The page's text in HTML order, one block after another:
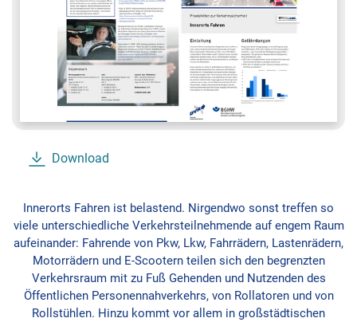
Download
Innerorts Fahren ist belastend. Nirgendwo sonst treffen so
viele unterschiedliche Verkehrsteilnehmende auf engem Raum
aufeinander: Fahrende von Pkw, Lkw, Fahrrädern, Lastenrädern,
Motorrädern und E-Scootern teilen sich den begrenzten
Verkehrsraum mit zu Fuß Gehenden und Nutzenden des
Öffentlichen Personennahverkehrs, von Rollatoren und von
Rollstühlen. Hinzu kommt vor allem in großstädtischen